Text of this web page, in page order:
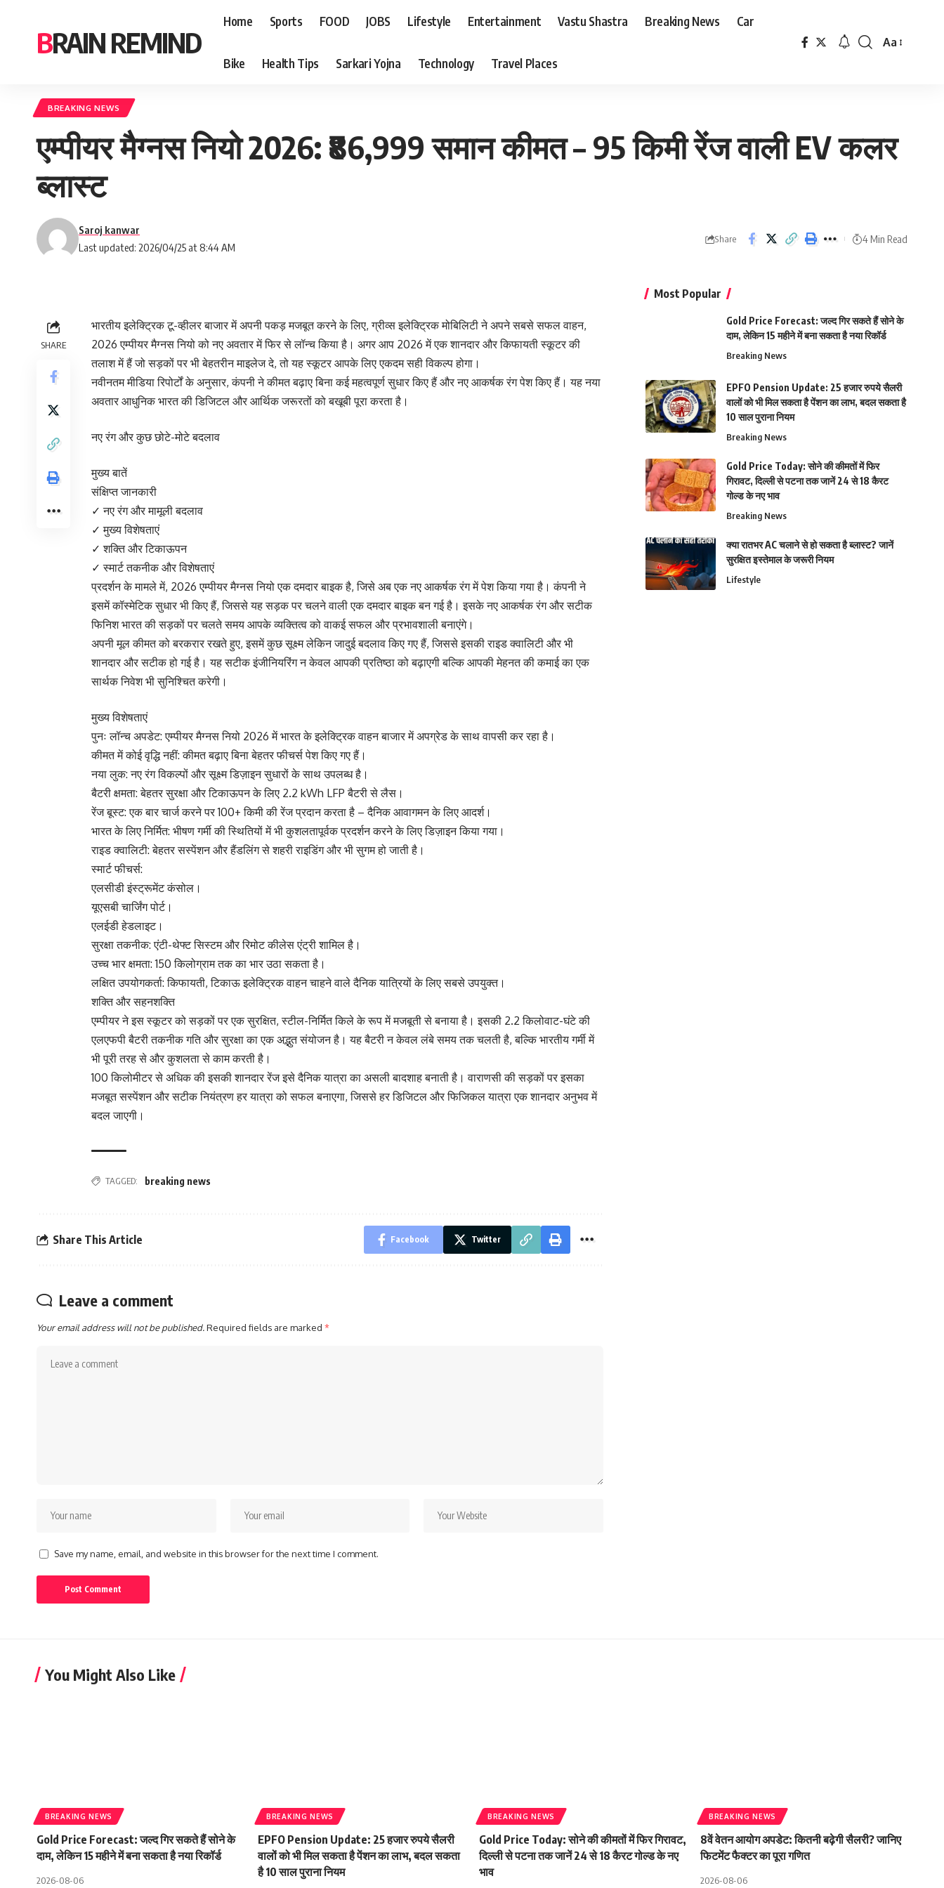
BRAIN REMIND
Home Sports FOOD JOBS Lifestyle Entertainment Vastu Shastra Breaking News Car
Bike Health Tips Sarkari Yojna Technology Travel Places
Font
Aa
BREAKING NEWS
एम्पीयर मैग्नस नियो 2026: ₹86,999 समान कीमत – 95 किमी रेंज वाली EV कलर
ब्लास्ट
Last updated: 2026/04/25 at 8:44 AM
Saroj kanwar
Share 4 Min Read
SHARE
भारतीय इलेक्ट्रिक टू-व्हीलर बाजार में अपनी पकड़ मजबूत करने के लिए, ग्रीव्स इलेक्ट्रिक मोबिलिटी ने अपने सबसे सफल वाहन,
2026 एम्पीयर मैग्नस नियो को नए अवतार में फिर से लॉन्च किया है। अगर आप 2026 में एक शानदार और किफायती स्कूटर की
तलाश में हैं जो सड़कों पर भी बेहतरीन माइलेज दे, तो यह स्कूटर आपके लिए एकदम सही विकल्प होगा।
नवीनतम मीडिया रिपोर्टों के अनुसार, कंपनी ने कीमत बढ़ाए बिना कई महत्वपूर्ण सुधार किए हैं और नए आकर्षक रंग पेश किए हैं। यह नया
अवतार आधुनिक भारत की डिजिटल और आर्थिक जरूरतों को बखूबी पूरा करता है।
नए रंग और कुछ छोटे-मोटे बदलाव
मुख्य बातें
संक्षिप्त जानकारी
✓ नए रंग और मामूली बदलाव
✓ मुख्य विशेषताएं
✓ शक्ति और टिकाऊपन
✓ स्मार्ट तकनीक और विशेषताएं
प्रदर्शन के मामले में, 2026 एम्पीयर मैग्नस नियो एक दमदार बाइक है, जिसे अब एक नए आकर्षक रंग में पेश किया गया है। कंपनी ने
इसमें कॉस्मेटिक सुधार भी किए हैं, जिससे यह सड़क पर चलने वाली एक दमदार बाइक बन गई है। इसके नए आकर्षक रंग और सटीक
फिनिश भारत की सड़कों पर चलते समय आपके व्यक्तित्व को वाकई सफल और प्रभावशाली बनाएंगे।
अपनी मूल कीमत को बरकरार रखते हुए, इसमें कुछ सूक्ष्म लेकिन जादुई बदलाव किए गए हैं, जिससे इसकी राइड क्वालिटी और भी
शानदार और सटीक हो गई है। यह सटीक इंजीनियरिंग न केवल आपकी प्रतिष्ठा को बढ़ाएगी बल्कि आपकी मेहनत की कमाई का एक
सार्थक निवेश भी सुनिश्चित करेगी।
मुख्य विशेषताएं
पुनः लॉन्च अपडेट: एम्पीयर मैग्नस नियो 2026 में भारत के इलेक्ट्रिक वाहन बाजार में अपग्रेड के साथ वापसी कर रहा है।
कीमत में कोई वृद्धि नहीं: कीमत बढ़ाए बिना बेहतर फीचर्स पेश किए गए हैं।
नया लुक: नए रंग विकल्पों और सूक्ष्म डिज़ाइन सुधारों के साथ उपलब्ध है।
बैटरी क्षमता: बेहतर सुरक्षा और टिकाऊपन के लिए 2.2 kWh LFP बैटरी से लैस।
रेंज बूस्ट: एक बार चार्ज करने पर 100+ किमी की रेंज प्रदान करता है – दैनिक आवागमन के लिए आदर्श।
भारत के लिए निर्मित: भीषण गर्मी की स्थितियों में भी कुशलतापूर्वक प्रदर्शन करने के लिए डिज़ाइन किया गया।
राइड क्वालिटी: बेहतर सस्पेंशन और हैंडलिंग से शहरी राइडिंग और भी सुगम हो जाती है।
स्मार्ट फीचर्स:
एलसीडी इंस्ट्रूमेंट कंसोल।
यूएसबी चार्जिंग पोर्ट।
एलईडी हेडलाइट।
सुरक्षा तकनीक: एंटी-थेफ्ट सिस्टम और रिमोट कीलेस एंट्री शामिल है।
उच्च भार क्षमता: 150 किलोग्राम तक का भार उठा सकता है।
लक्षित उपयोगकर्ता: किफायती, टिकाऊ इलेक्ट्रिक वाहन चाहने वाले दैनिक यात्रियों के लिए सबसे उपयुक्त।
शक्ति और सहनशक्ति
एम्पीयर ने इस स्कूटर को सड़कों पर एक सुरक्षित, स्टील-निर्मित किले के रूप में मजबूती से बनाया है। इसकी 2.2 किलोवाट-घंटे की
एलएफपी बैटरी तकनीक गति और सुरक्षा का एक अद्भुत संयोजन है। यह बैटरी न केवल लंबे समय तक चलती है, बल्कि भारतीय गर्मी में
भी पूरी तरह से और कुशलता से काम करती है।
100 किलोमीटर से अधिक की इसकी शानदार रेंज इसे दैनिक यात्रा का असली बादशाह बनाती है। वाराणसी की सड़कों पर इसका
मजबूत सस्पेंशन और सटीक नियंत्रण हर यात्रा को सफल बनाएगा, जिससे हर डिजिटल और फिजिकल यात्रा एक शानदार अनुभव में
बदल जाएगी।
TAGGED: breaking news
Share This Article Facebook Twitter
Leave a comment
Your email address will not be published.Required fields are marked *
Save my name, email, and website in this browser for the next time I comment.
Most Popular
Gold Price Forecast: जल्द गिर सकते हैं सोने के
दाम, लेकिन 15 महीने में बना सकता है नया रिकॉर्ड
Breaking News
EPFO Pension Update: 25 हजार रुपये सैलरी
वालों को भी मिल सकता है पेंशन का लाभ, बदल सकता है
10 साल पुराना नियम
Breaking News
Gold Price Today: सोने की कीमतों में फिर
गिरावट, दिल्ली से पटना तक जानें 24 से 18 कैरट
गोल्ड के नए भाव
Breaking News
क्या रातभर AC चलाने से हो सकता है ब्लास्ट? जानें
सुरक्षित इस्तेमाल के जरूरी नियम
Lifestyle
You Might Also Like
BREAKING NEWS
Gold Price Forecast: जल्द गिर सकते हैं सोने के
दाम, लेकिन 15 महीने में बना सकता है नया रिकॉर्ड
2026-08-06
BREAKING NEWS
EPFO Pension Update: 25 हजार रुपये सैलरी
वालों को भी मिल सकता है पेंशन का लाभ, बदल सकता
है 10 साल पुराना नियम
BREAKING NEWS
Gold Price Today: सोने की कीमतों में फिर गिरावट,
दिल्ली से पटना तक जानें 24 से 18 कैरट गोल्ड के नए
भाव
BREAKING NEWS
8वें वेतन आयोग अपडेट: कितनी बढ़ेगी सैलरी? जानिए
फिटमेंट फैक्टर का पूरा गणित
2026-08-06